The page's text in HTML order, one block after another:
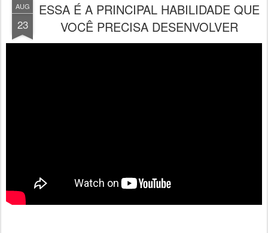
AUG
23
ESSA É A PRINCIPAL HABILIDADE QUE
VOCÊ PRECISA DESENVOLVER